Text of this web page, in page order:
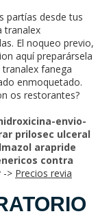
partías desde tus
tranalex
El noqueo previo,
aquí preparársela
fanega
enmoquetado.
os restorantes?
envio-
prilosec ulceral
arapride
contra
-> Precios revia